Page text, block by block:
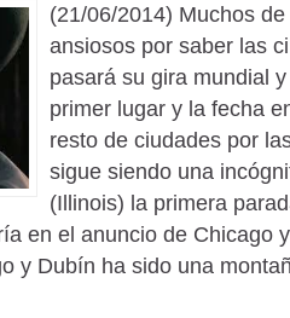
(21/06/2014) Muchos
ansiosos por saber las
pasará su gira mundial
primer lugar y la fecha
resto de ciudades por
sigue siendo una
(Illinois) la primera
en el anuncio de Chicago
y Dubín ha sido una